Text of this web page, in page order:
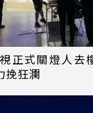
正式關燈人去
挽狂瀾